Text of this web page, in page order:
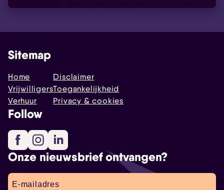
Sitemap
Home
Vrijwilligers
Verhuur
Disclaimer
Toegankelijkheid
Privacy & cookies
Follow
FacebookInstagram
Onze nieuwsbrief ontvangen?